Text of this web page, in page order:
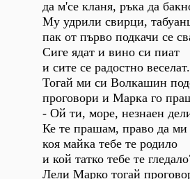
да м'се кланя, ръка да
Му удрили свирци,
пак от първо подкачи се
Сиге ядат и вино си пиат
и сите се радостно веселат.
Тогай ми си Волкашин
проговори и Марка го
- Ой ти, море, незнаен
Ке те прашам, право да
коя майка тебе те родило
и кой татко тебе те
Лели Марко тогай